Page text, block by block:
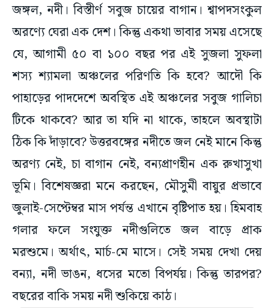
জঙ্গল, নদী। বিস্তীর্ণ সবুজ চায়ের বাগান। শ্বাপদসংকুল
অরণ্যে ঘেরা এক দেশ। কিন্তু একথা ভাবার সময় এসেছে
যে, আগামী ৫০ বা ১০০ বছর পর এই সুজলা সুফলা
শস্য শ্যামলা অঞ্চলের পরিণতি কি হবে? আদৌ কি
পাহাড়ের পাদদেশে অবস্থিত এই অঞ্চলের সবুজ গালিচা
টিকে থাকবে? আর তা যদি না থাকে, তাহলে অবস্থাটা
ঠিক কি দাঁড়াবে? উত্তরবঙ্গের নদীতে জল নেই মানে কিন্তু
অরণ্য নেই, চা বাগান নেই, বন্যপ্রাণহীন এক রুখাসুখা
ভূমি। বিশেষজ্ঞরা মনে করছেন, মৌসুমী বায়ুর প্রভাবে
জুলাই-সেপ্টেম্বর মাস পর্যন্ত এখানে বৃষ্টিপাত হয়। হিমবাহ
গলার ফলে সংযুক্ত নদীগুলিতে জল বাড়ে প্রাক
মরশুমে। অর্থাৎ, মার্চ-মে মাসে। সেই সময় দেখা দেয়
বন্যা, নদী ভাঙন, ধসের মতো বিপর্যয়। কিন্তু তারপর?
বছরের বাকি সময় নদী শুকিয়ে কাঠ।